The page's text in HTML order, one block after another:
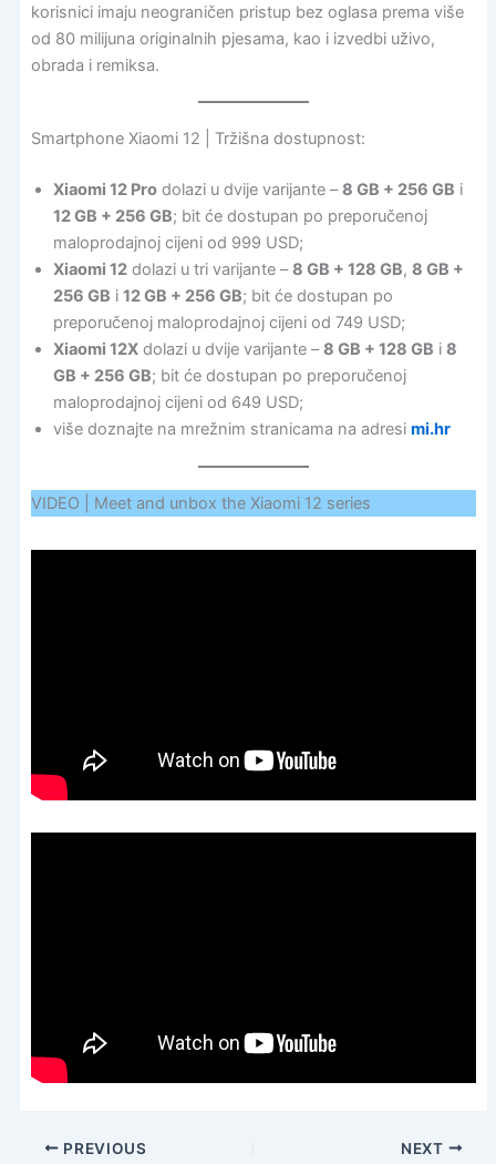
korisnici imaju neograničen pristup bez oglasa prema više
od 80 milijuna originalnih pjesama, kao i izvedbi uživo,
obrada i remiksa.
Smartphone Xiaomi 12 | Tržišna dostupnost:
Xiaomi 12 Prodolazi u dvije varijante –8 GB + 256 GB i
12 GB + 256 GB; bit će dostupan po preporučenoj
maloprodajnoj cijeni od 999 USD;
Xiaomi 12dolazi u tri varijante –8 GB + 128 GB, 8 GB +
256 GB i 12 GB + 256 GB; bit će dostupan po
preporučenoj maloprodajnoj cijeni od 749 USD;
Xiaomi 12Xdolazi u dvije varijante –8 GB + 128 GB i 8
GB + 256 GB; bit će dostupan po preporučenoj
maloprodajnoj cijeni od 649 USD;
više doznajte na mrežnim stranicama na adresi mi.hr
VIDEO | Meet and unbox the Xiaomi 12 series
PREVIOUS NEXT